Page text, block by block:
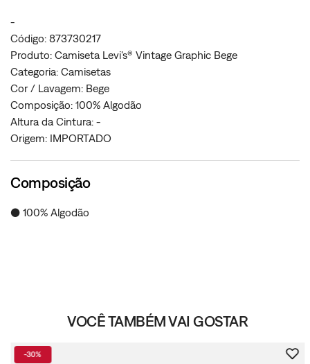
-
Código: 873730217
Produto: Camiseta Levi's® Vintage Graphic Bege
Categoria: Camisetas
Cor / Lavagem: Bege
Composição: 100% Algodão
Altura da Cintura: -
Origem: IMPORTADO
Composição
● 100% Algodão
VOCÊ TAMBÉM VAI GOSTAR
-30%